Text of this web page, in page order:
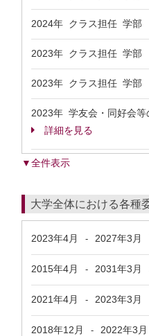
2024年 クラス担任 学部
2023年 クラス担任 学部
2023年 クラス担任 学部
2023年 学友会・同好会
詳細を見る
▼全件表示
大学全体における各種
2023年4月 - 2027年3月
2015年4月 - 2031年3月
2021年4月 - 2023年3月
2018年12月 - 2022年3月